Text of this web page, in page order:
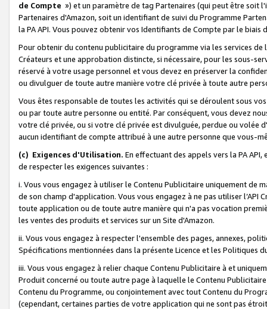
de Compte ») et un paramètre de tag Partenaires (qui peut être soit
Partenaires d'Amazon, soit un identifiant de suivi du Programme
la PA API. Vous pouvez obtenir vos Identifiants de Compte par le biais
Pour obtenir du contenu publicitaire du programme via les services
Créateurs et une approbation distincte, si nécessaire, pour les sous-
réservé à votre usage personnel et vous devez en préserver la
ou divulguer de toute autre manière votre clé privée à toute autre
Vous êtes responsable de toutes les activités qui se déroulent sous
ou par toute autre personne ou entité. Par conséquent, vous devez
votre clé privée, ou si votre clé privée est divulguée, perdue ou volée
aucun identifiant de compte attribué à une autre personne que vous-
(c) Exigences d'Utilisation. En effectuant des appels vers la PA
de respecter les exigences suivantes :
i. Vous vous engagez à utiliser le Contenu Publicitaire uniquement de
de son champ d'application. Vous vous engagez à ne pas utiliser l’API
toute application ou de toute autre manière qui n'a pas vocation
les ventes des produits et services sur un Site d'Amazon.
ii. Vous vous engagez à respecter l'ensemble des pages, annexes,
Spécifications mentionnées dans la présente Licence et les Politiques
iii. Vous vous engagez à relier chaque Contenu Publicitaire à et
Produit concerné ou toute autre page à laquelle le Contenu
Contenu du Programme, ou conjointement avec tout Contenu du
(cependant, certaines parties de votre application qui ne sont pas